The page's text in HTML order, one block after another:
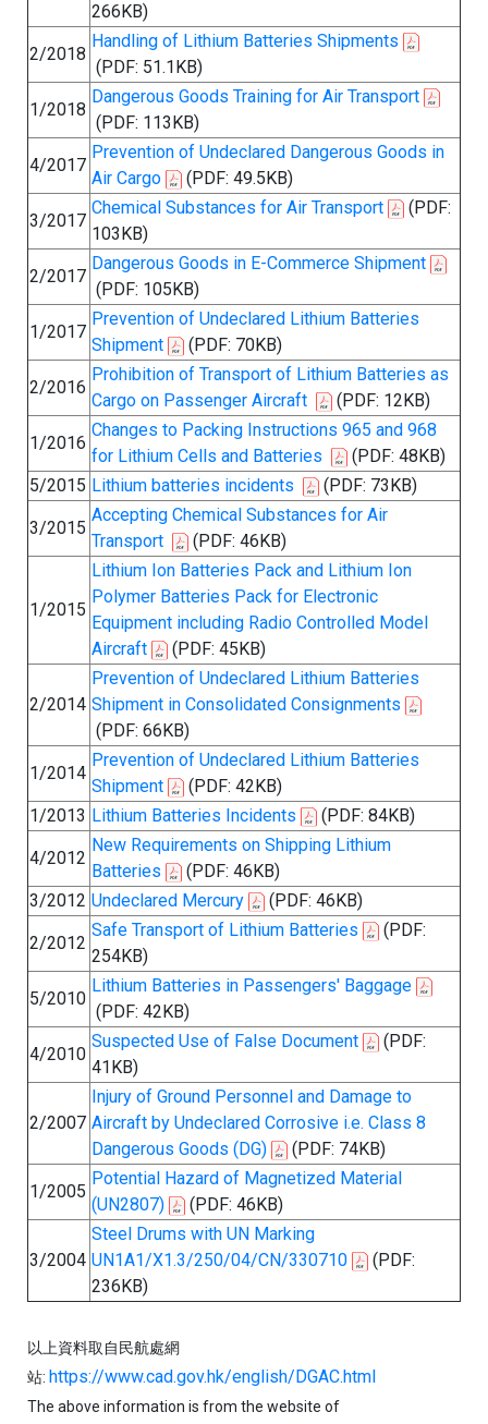
266KB)
2/2018
Handling of Lithium Batteries Shipments
(PDF: 51.1KB)
1/2018
Dangerous Goods Training for Air Transport
(PDF: 113KB)
4/2017
Prevention of Undeclared Dangerous Goods in
Air Cargo
(PDF: 49.5KB)
3/2017
Chemical Substances for Air Transport
(PDF:
103KB)
2/2017
Dangerous Goods in E-Commerce Shipment
(PDF: 105KB)
1/2017
Prevention of Undeclared Lithium Batteries
Shipment
(PDF: 70KB)
2/2016
Prohibition of Transport of Lithium Batteries as
Cargo on Passenger Aircraft
(PDF: 12KB)
1/2016
Changes to Packing Instructions 965 and 968
for Lithium Cells and Batteries
(PDF: 48KB)
5/2015 Lithium batteries incidents (PDF: 73KB)
3/2015
Accepting Chemical Substances for Air
Transport
(PDF: 46KB)
1/2015
Lithium Ion Batteries Pack and Lithium Ion
Polymer Batteries Pack for Electronic
Equipment including Radio Controlled Model
Aircraft
(PDF: 45KB)
2/2014
Prevention of Undeclared Lithium Batteries
Shipment in Consolidated Consignments
(PDF: 66KB)
1/2014
Prevention of Undeclared Lithium Batteries
Shipment
(PDF: 42KB)
1/2013 Lithium Batteries Incidents (PDF: 84KB)
4/2012
New Requirements on Shipping Lithium
Batteries
(PDF: 46KB)
3/2012 Undeclared Mercury (PDF: 46KB)
2/2012
Safe Transport of Lithium Batteries
(PDF:
254KB)
5/2010
Lithium Batteries in Passengers' Baggage
(PDF: 42KB)
4/2010
Suspected Use of False Document
(PDF:
41KB)
2/2007
Injury of Ground Personnel and Damage to
Aircraft by Undeclared Corrosive i.e. Class 8
Dangerous Goods (DG)
(PDF: 74KB)
1/2005
Potential Hazard of Magnetized Material
(UN2807)
(PDF: 46KB)
3/2004
Steel Drums with UN Marking
UN1A1/X1.3/250/04/CN/330710
(PDF:
236KB)
以上資料取自民航處網
站: https://www.cad.gov.hk/english/DGAC.html
The above information is from the website of